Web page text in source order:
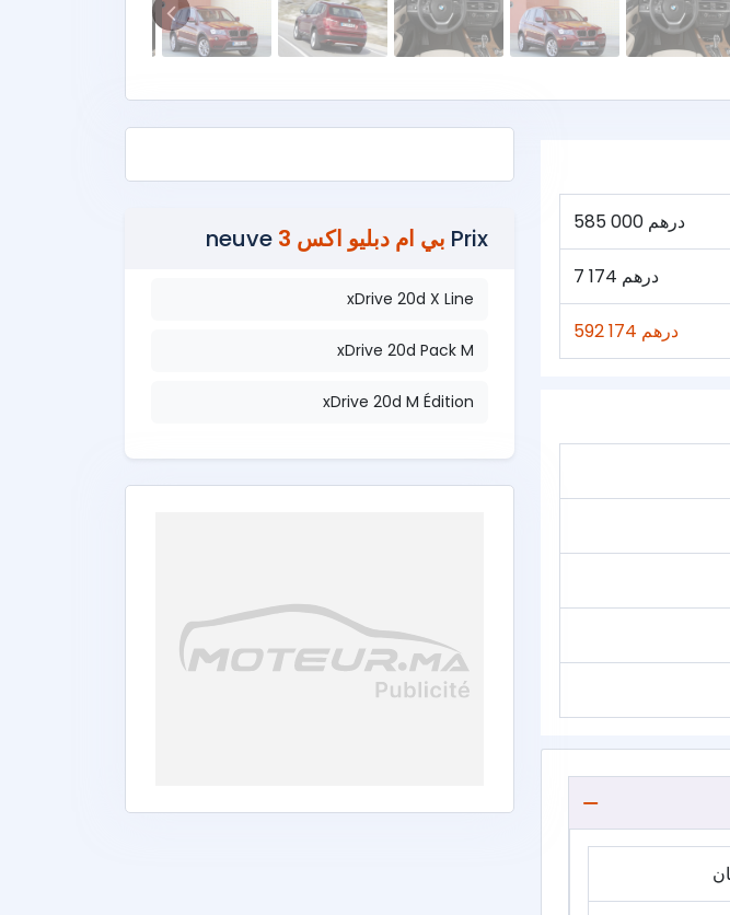
585 000 درهم
7 174 درهم
592 174 درهم
Prix بي ام دبليو اكس 3
xDrive 20d X Line
xDrive 20d Pack M
xDrive 20d M Édition